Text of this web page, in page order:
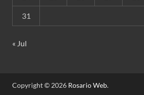
31
« Jul
Copyright © 2026 Rosario Web.